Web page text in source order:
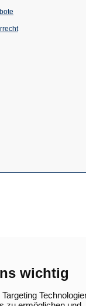
wichtig
einem
Tab)